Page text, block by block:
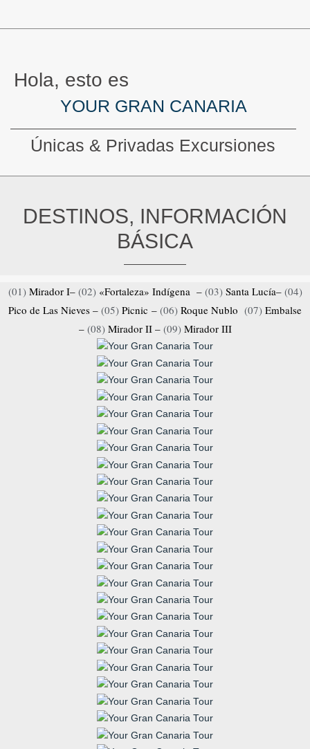
Hola, esto es
YOUR GRAN CANARIA
Únicas & Privadas Excursiones
DESTINOS, INFORMACIÓN
BÁSICA
(01)Mirador I– (02)«Fortaleza» Indígena – (03)Santa Lucía– (04)
Pico de Las Nieves – (05) Picnic – (06) Roque Nublo (07) Embalse
– (08)Mirador II – (09)Mirador III